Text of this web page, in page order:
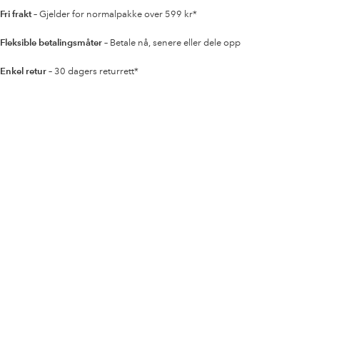
Fri frakt– Gjelder for normalpakke over 599 kr*
Fleksible betalingsmåter– Betale nå, senere eller dele opp
Enkel retur– 30 dagers returrett*